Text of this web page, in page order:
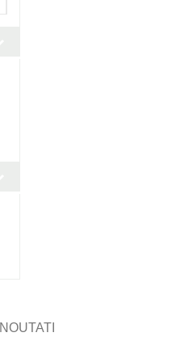
NOUTATI